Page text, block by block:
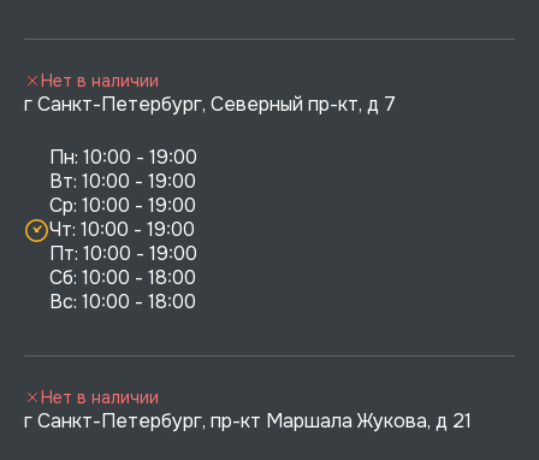
г Санкт-Петербург, Северный пр-кт, д 7
Пн: 10:00 - 19:00
Вт: 10:00 - 19:00
Ср: 10:00 - 19:00
Чт: 10:00 - 19:00
Пт: 10:00 - 19:00
Сб: 10:00 - 18:00
Нет в наличии
г Санкт-Петербург, пр-кт Маршала Жукова, д 21
Нет в наличии